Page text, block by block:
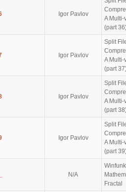
Igor Pavlov
A Multi-
(part
Igor Pavlov
Split
A Multi-
(part
Igor Pavlov
Split
A Multi-
(part
Igor Pavlov
Split
A Multi-
(part
N/A
Fractal